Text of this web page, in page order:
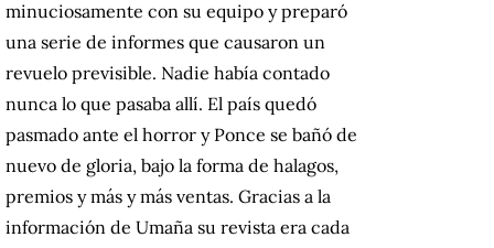
minuciosamente con su equipo y preparó
una serie de informes que causaron un
revuelo previsible. Nadie había contado
nunca lo que pasaba allí. El país quedó
pasmado ante el horror y Ponce se bañó de
nuevo de gloria, bajo la forma de halagos,
premios y más y más ventas. Gracias a la
información de Umaña su revista era cada